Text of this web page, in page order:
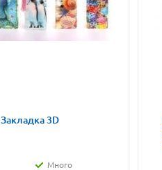
Закладка 3D
Много